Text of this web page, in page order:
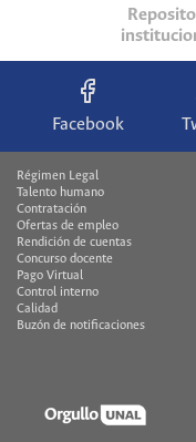
Facebook
Régimen Legal
Talento humano
Contratación
Ofertas de empleo
Rendición de cuentas
Concurso docente
Pago Virtual
Control interno
Calidad
Buzón de notificaciones